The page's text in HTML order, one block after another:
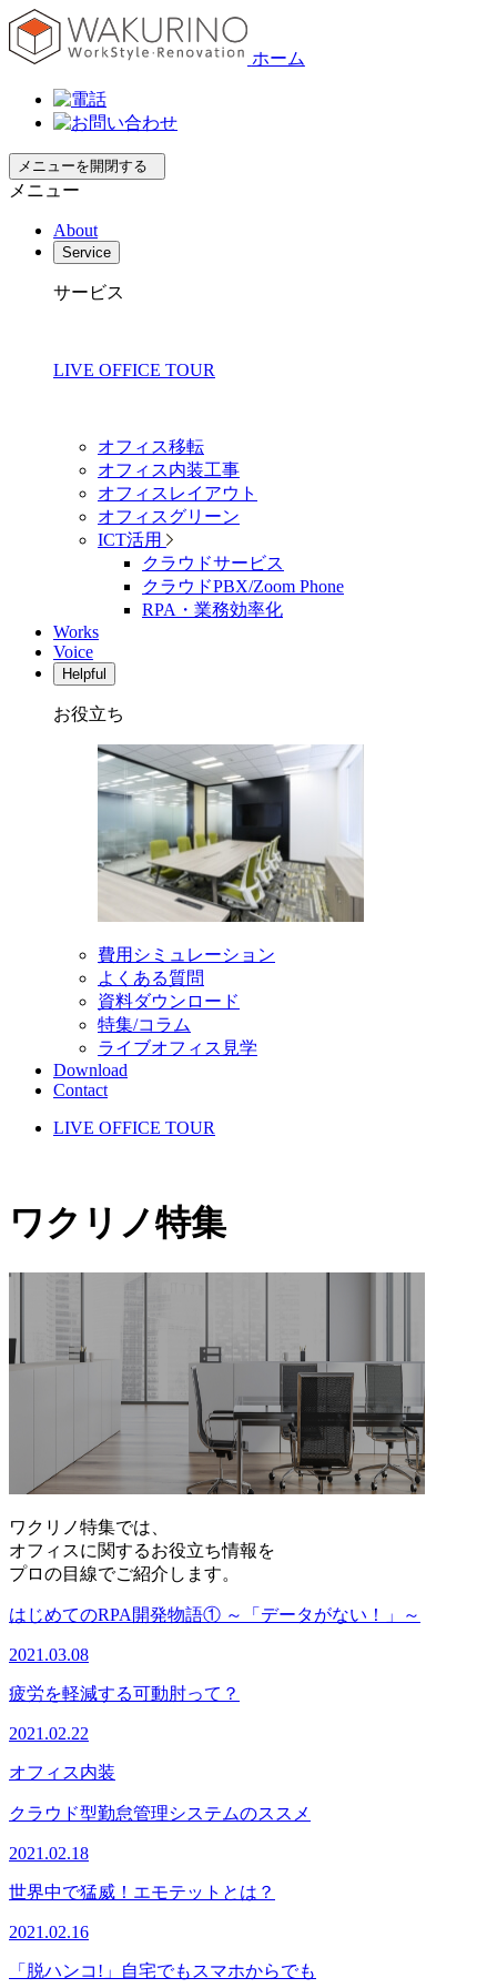
ホーム
メニューを開閉する
メニュー
About
Service
サービス
LIVE OFFICE TOUR
オフィス移転
オフィス内装工事
オフィスレイアウト
オフィスグリーン
ICT活用
クラウドサービス
クラウドPBX/Zoom Phone
RPA・業務効率化
Works
Voice
Helpful
お役立ち
費用シミュレーション
よくある質問
資料ダウンロード
特集/コラム
ライブオフィス見学
Download
Contact
LIVE OFFICE TOUR
ワクリノ特集
ワクリノ特集では、
オフィスに関するお役立ち情報を
プロの目線でご紹介します。
はじめてのRPA開発物語① ～「データがない！」～
2021.03.08
疲労を軽減する可動肘って？
2021.02.22
オフィス内装
クラウド型勤怠管理システムのススメ
2021.02.18
世界中で猛威！エモテットとは？
2021.02.16
「脱ハンコ!」自宅でもスマホからでも